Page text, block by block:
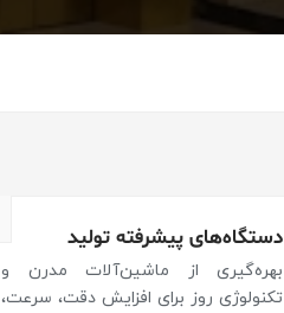
دستگاه‌های پیشرفته تولید
بهره‌گیری از ماشین‌آلات مدرن و
تکنولوژی روز برای افزایش دقت، سرعت،